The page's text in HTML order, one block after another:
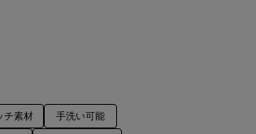
チ素材 手洗い可能